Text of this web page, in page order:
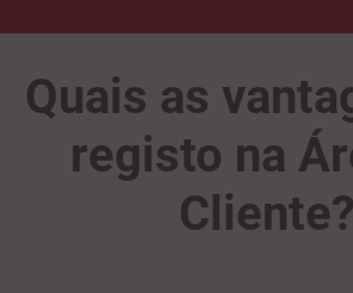
Quais as
registo na
Cliente?